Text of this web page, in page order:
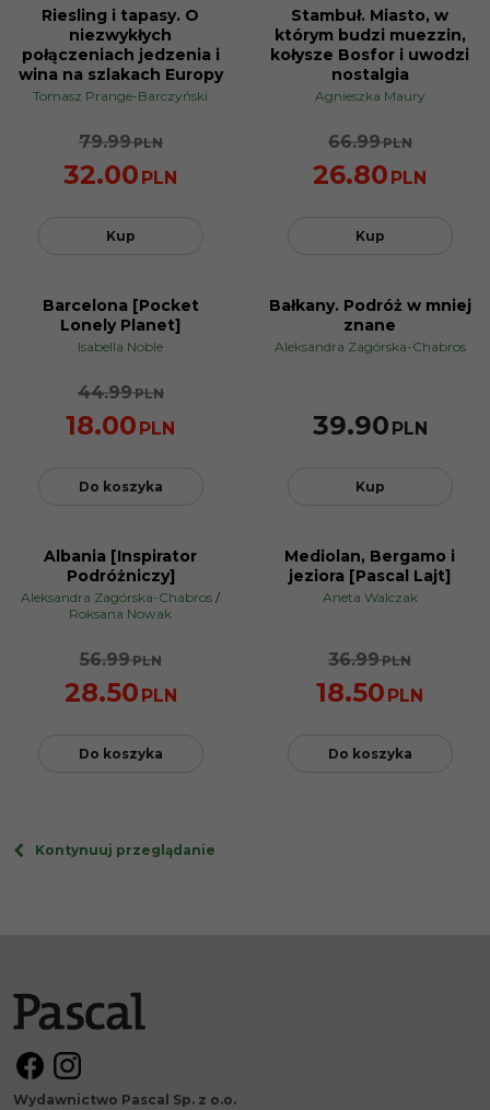
PROMOCJA
Riesling i tapasy. O
niezwykłych
połączeniach jedzenia i
wina na szlakach Europy
Tomasz Prange-Barczyński
79.99PLN
32.00 PLN
Kup
PROMOCJA
Stambuł. Miasto, w
którym budzi muezzin,
kołysze Bosfor i uwodzi
nostalgia
Agnieszka Maury
66.99PLN
26.80 PLN
Kup
PROMOCJA
Barcelona [Pocket
Lonely Planet]
Isabella Noble
44.99PLN
18.00 PLN
Do koszyka
Bałkany. Podróż w mniej
znane
Aleksandra Zagórska-Chabros
39.90 PLN
Kup
PROMOCJA
Albania [Inspirator
Podróżniczy]
Aleksandra Zagórska-Chabros /
Roksana Nowak
56.99PLN
28.50 PLN
Do koszyka
PROMOCJA
Mediolan, Bergamo i
jeziora [Pascal Lajt]
Aneta Walczak
36.99PLN
18.50 PLN
Do koszyka
Kontynuuj przeglądanie
Wydawnictwo Pascal Sp. z o.o.